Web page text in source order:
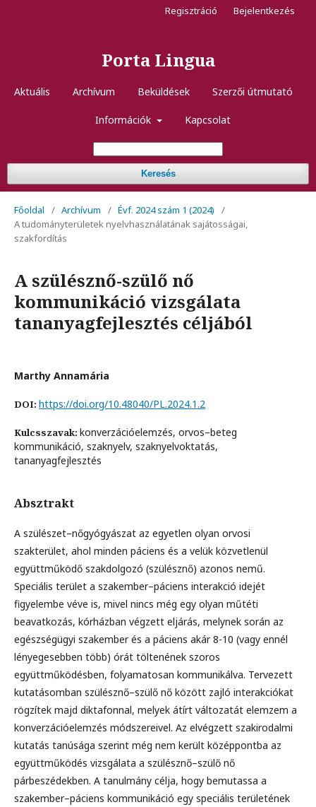
Porta Lingua
Aktuális Archívum Beküldések Szerzői útmutató
Információk Kapcsolat
Keresés
Regisztráció Bejelentkezés
Főoldal / Archívum / Évf. 2024 szám 1 (2024)
/
A tudományterületek nyelvhasználatának sajátosságai,
szakfordítás
A szülésznő-szülő nő
kommunikáció vizsgálata
tananyagfejlesztés céljából
Marthy Annamária
DOI: https://doi.org/10.48040/PL.2024.1.2
Kulcsszavak: konverzációelemzés, orvos–beteg
kommunikáció, szaknyelv, szaknyelvoktatás,
tananyagfejlesztés
Absztrakt
A szülészet–nőgyógyászat az egyetlen olyan orvosi
szakterület, ahol minden páciens és a velük közvetlenül
együttműködő szakdolgozó (szülésznő) azonos nemű.
Speciális terület a szakember–páciens interakció idejét
figyelembe véve is, mivel nincs még egy olyan műtéti
beavatkozás, kórházban végzett eljárás, melynek során az
egészségügyi szakember és a páciens akár 8-10 (vagy ennél
lényegesebben több) órát töltenének szoros
együttműködésben, folyamatosan kommunikálva. Tervezett
kutatásomban szülésznő–szülő nő között zajló interakciókat
rögzítek majd diktafonnal, melyek átírt változatát elemzem a
konverzációelemzés módszereivel. Az elvégzett szakirodalmi
kutatás tanúsága szerint még nem került középpontba az
együttműködés vizsgálata a szülésznő–szülő nő
párbeszédekben. A tanulmány célja, hogy bemutassa a
szakember–páciens kommunikáció egy speciális területének